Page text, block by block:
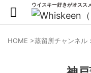
ウイスキー好きがオスス
HOME >蒸留所チャンネル